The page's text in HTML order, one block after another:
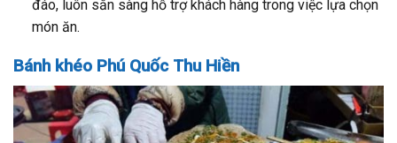
đáo, luôn sẵn sàng hỗ trợ khách hàng trong việc lựa chọn
món ăn.
Bánh khéo Phú Quốc Thu Hiền